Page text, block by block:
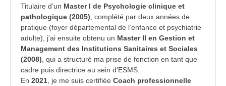
Titulaire d’un Master I de Psychologie clinique et
pathologique (2005) , complété par deux années de
pratique (foyer départemental de l’enfance et psychiatrie
adulte), j’ai ensuite obtenu un Master II en Gestion et
Management des Institutions Sanitaires et Sociales
(2008) , qui a structuré ma prise de fonction en tant que
cadre puis directrice au sein d’ESMS.
En 2021 , je me suis certifiée Coach professionnelle